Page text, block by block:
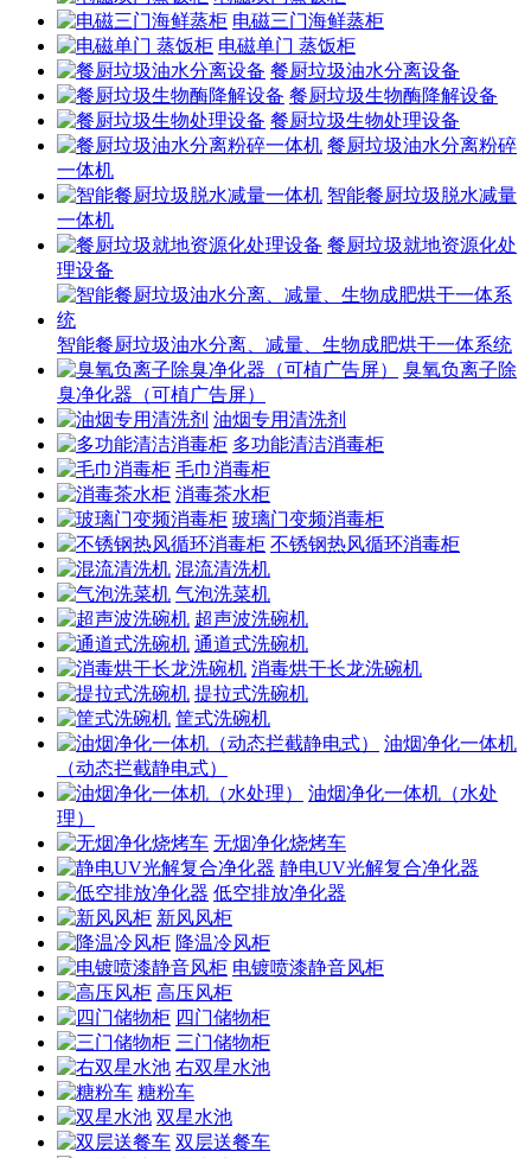
电磁三门海鲜蒸柜
电磁单门 蒸饭柜
餐厨垃圾油水分离设备
餐厨垃圾生物酶降解设备
餐厨垃圾生物处理设备
餐厨垃圾油水分离粉碎
一体机
智能餐厨垃圾脱水减量
一体机
餐厨垃圾就地资源化处
理设备
智能餐厨垃圾油水分离、减量、生物成肥烘干一体系统
臭氧负离子除
臭净化器（可植广告屏）
油烟专用清洗剂
多功能清洁消毒柜
毛巾消毒柜
消毒茶水柜
玻璃门变频消毒柜
不锈钢热风循环消毒柜
混流清洗机
气泡洗菜机
超声波洗碗机
通道式洗碗机
消毒烘干长龙洗碗机
提拉式洗碗机
筐式洗碗机
油烟净化一体机
（动态拦截静电式）
油烟净化一体机（水处
理）
无烟净化烧烤车
静电UV光解复合净化器
低空排放净化器
新风风柜
降温冷风柜
电镀喷漆静音风柜
高压风柜
四门储物柜
三门储物柜
右双星水池
糖粉车
双星水池
双层送餐车